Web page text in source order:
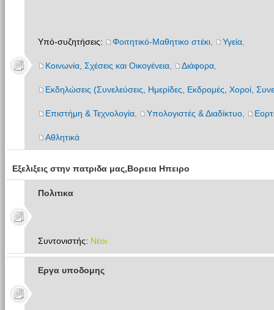
Υπό-συζητήσεις: Φοιτητικό-Μαθητικο στέκι, Υγεία,
Κοινωνία, Σχέσεις και Οικογένεια, Διάφορα,
Εκδηλώσεις (Συνελεύσεις, Ημερίδες, Εκδρομές, Χοροί,
Επιστήμη & Τεχνολογία, Υπολογιστές & Διαδίκτυο,
Αθλητικά
Εξελιξεις στην πατριδα μας,Βορεια Ηπειρο
Πολιτικα
Συντονιστής: Νέοι
Εργα υποδομης